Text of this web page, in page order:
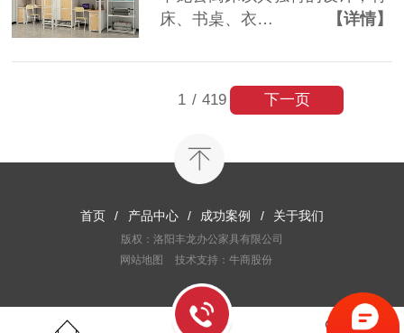
床、书桌、衣…
【详情】
1 / 419 下一页
首页 / 产品中心 / 成功案例 / 关于我们
版权：洛阳丰龙办公家具有限公司
网站地图
技术支持：牛商股份